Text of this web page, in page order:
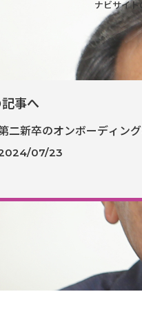
ナビサイ
事へ
二新卒のオンボーディン
07/23